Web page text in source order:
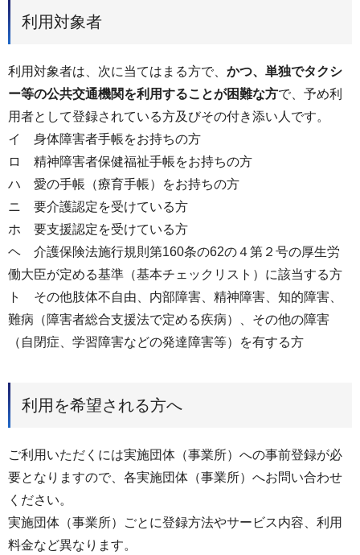
利用対象者
利用対象者は、次に当てはまる方で、 かつ、単独でタクシ
ー等の公共交通機関を利用することが困難な方で、予め利
用者として登録されている方及びその付き添い人です。
イ ⾝体障害者手帳をお持ちの方
ロ 精神障害者保健福祉手帳をお持ちの方
ハ 愛の手帳（療育手帳）をお持ちの方
ニ 要介護認定を受けている方
ホ 要⽀援認定を受けている方
ヘ 介護保険法施⾏規則第160条の62の４第２号の厚⽣労
働⼤⾂が定める基準（基本チェックリスト）に該当する方
ト その他肢体不⾃由、内部障害、精神障害、知的障害、
難病（障害者総合支援法で定める疾病）、その他の障害
（⾃閉症、学習障害などの発達障害等）を有する方
利用を希望される方へ
ご利⽤いただくには実施団体（事業所）への事前登録が必
要となりますので、各実施団体（事業所）へお問い合わせ
ください。
実施団体（事業所）ごとに登録⽅法やサービス内容、利⽤
料⾦など異なります。